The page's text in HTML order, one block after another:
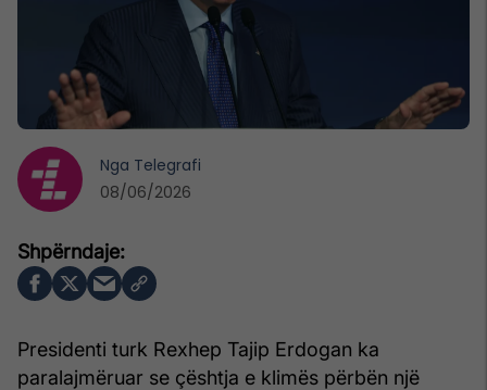
Presidenti turk Rexhep Tajip Erdogan ka
paralajmëruar se çështja e klimës përbën një
Nga Telegrafi
08/06/2026